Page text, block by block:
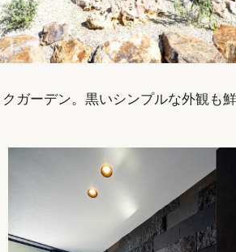
ガーデン。黒いシンプルな外観も鮮